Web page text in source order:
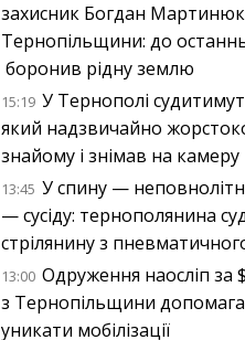
захисник Богдан
Тернопільщини: до
боронив рідну землю
15:19 У Тернополі
який надзвичайно
знайому і знімав на камеру
13:45 У спину —
— сусіду: тернополянина
стрілянину з
13:00 Одруження наосліп за
з Тернопільщини
уникати мобілізації